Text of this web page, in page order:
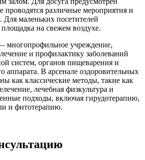
проводятся различные мероприятия и
Для маленьких посетителей
на свежем воздухе.
многопрофильное учреждение,
и профилактику заболеваний
систем, органов пищеварения и
аппарата. В арсенале оздоровительных
как классические методы, такие как
лечебная физкультура и
подходы, включая гирудотерапию,
и фитотерапию.